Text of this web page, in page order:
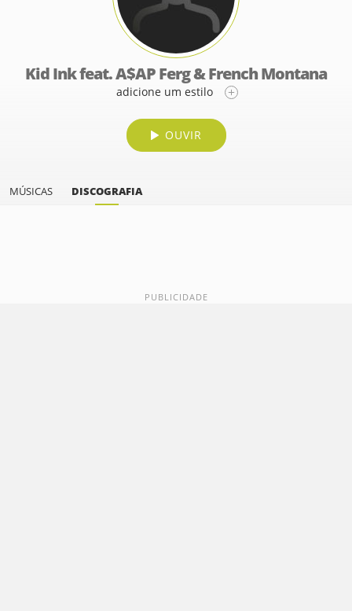
Kid Ink feat. A$AP Ferg & French Montana
adicione um estilo
OUVIR
MÚSICAS DISCOGRAFIA